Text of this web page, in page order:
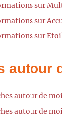
sur
sur
sur
autour
autour de
autour de